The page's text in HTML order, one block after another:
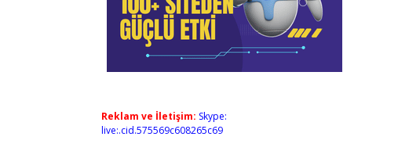
Reklam ve İletişim: Skype:
live:.cid.575569c608265c69